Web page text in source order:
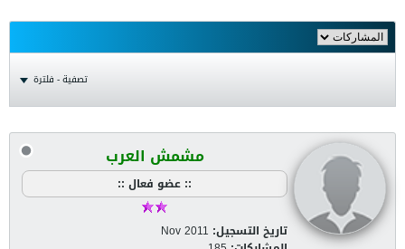
تصفية - فلترة
مشمش العرب
:: عضو فعال ::
تاريخ التسجيل: Nov 2011